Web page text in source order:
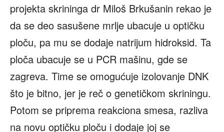
projekta skrininga dr Miloš Brkušanin rekao je
da se deo sasušene mrlje ubacuje u optičku
ploču, pa mu se dodaje natrijum hidroksid. Ta
ploča ubacuje se u PCR mašinu, gde se
zagreva. Time se omogućuje izolovanje DNK
što je bitno, jer je reč o genetičkom skriningu.
Potom se priprema reakciona smesa, razliva
na novu optičku ploču i dodaje joj se